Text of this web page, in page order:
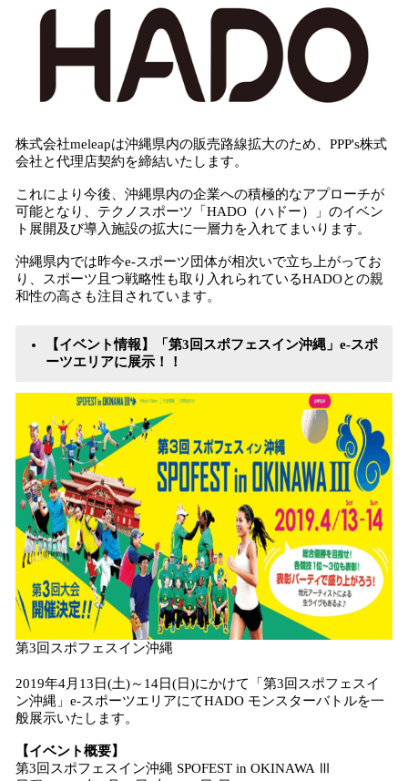
株式会社meleapは沖縄県内の販売路線拡大のため、PPP's株式
会社と代理店契約を締結いたします。
これにより今後、沖縄県内の企業への積極的なアプローチが
可能となり、テクノスポーツ「HADO（ハドー）」のイベン
ト展開及び導入施設の拡大に一層力を入れてまいります。
沖縄県内では昨今e-スポーツ団体が相次いで立ち上がってお
り、スポーツ且つ戦略性も取り入れられているHADOとの親
和性の高さも注目されています。
【イベント情報】「第3回スポフェスイン沖縄」e-スポ
ーツエリアに展示！！
第3回スポフェスイン沖縄
2019年4月13日(土)～14日(日)にかけて「第3回スポフェスイ
ン沖縄」e-スポーツエリアにてHADO モンスターバトルを一
般展示いたします。
【イベント概要】
第3回スポフェスイン沖縄 SPOFEST in OKINAWA Ⅲ